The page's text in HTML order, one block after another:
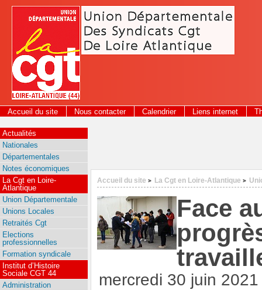
Panneau de gestion des cookies
Accueil du site Nous contacter Calendrier Liens internet
2026
Accueil du site > La Cgt en Loire-Atlantique >
Face
mercredi 30 juin 2021
Actualités
Nationales
Départementales
Notes économiques
La Cgt en Loire-
Atlantique
Union Départementale
Unions Locales
Retraités Cgt
Elections
professionnelles
Formation syndicale
Institut d’Histoire
Sociale CGT 44
Administration